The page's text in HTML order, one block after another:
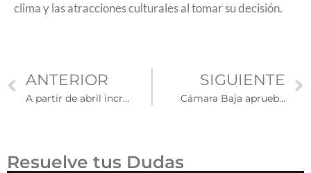
clima y las atracciones culturales al tomar su decisión.
ANTERIOR
A partir de abril incrementarán las tarifas para naturalización
SIGUIENTE
Cámara Baja aprueba ley que fortalece medidas contra no ciudadanos que conduzcan bajo efectos del alcohol
Resuelve tus Dudas